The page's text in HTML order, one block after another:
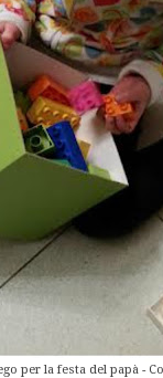
per la festa del papà -